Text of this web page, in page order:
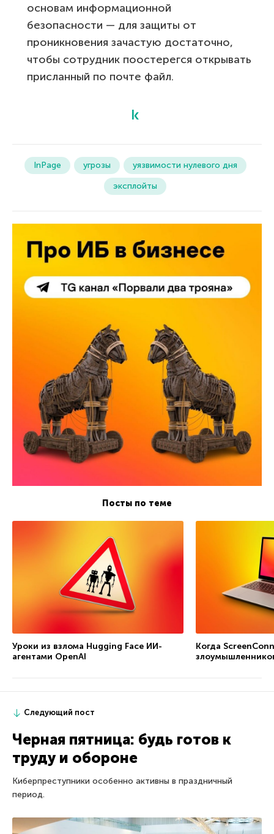
основам информационной
безопасности — для защиты от
проникновения зачастую достаточно,
чтобы сотрудник поостерегся открывать
присланный по почте файл.
InPage угрозы
уязвимости нулевого дня
эксплойты
Посты по теме
Уроки из взлома Hugging Face ИИ-
агентами OpenAI
Когда
Следующий пост
Черная пятница: будь готов к
труду и обороне
Киберпреступники особенно активны в праздничный
период.